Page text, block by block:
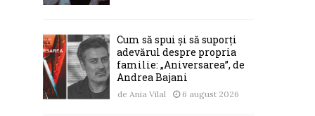
Cum să spui și să suporți
adevărul despre propria
familie: „Aniversarea”, de
Andrea Bajani
de Ania Vilal 6 august 2026